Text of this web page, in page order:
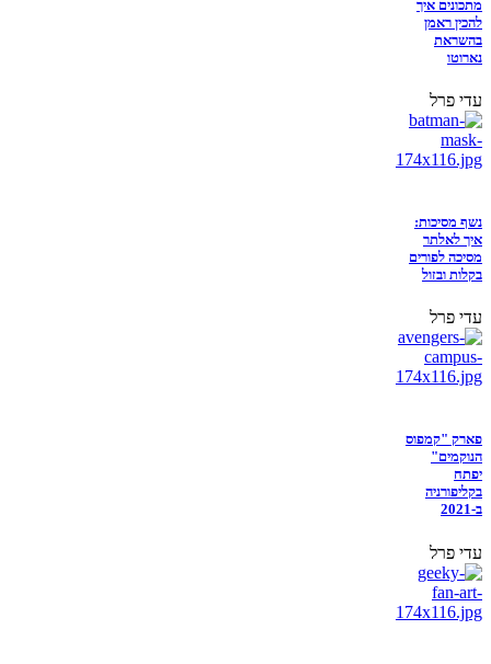
מתכונים איך
להכין ראמן
בהשראת
נארוטו
עדי פרל
נשף מסיכות:
איך לאלתר
מסיכה לפורים
בקלות ובזול
עדי פרל
פארק "קמפוס
הנוקמים"
יפתח
בקליפורניה
ב-2021
עדי פרל